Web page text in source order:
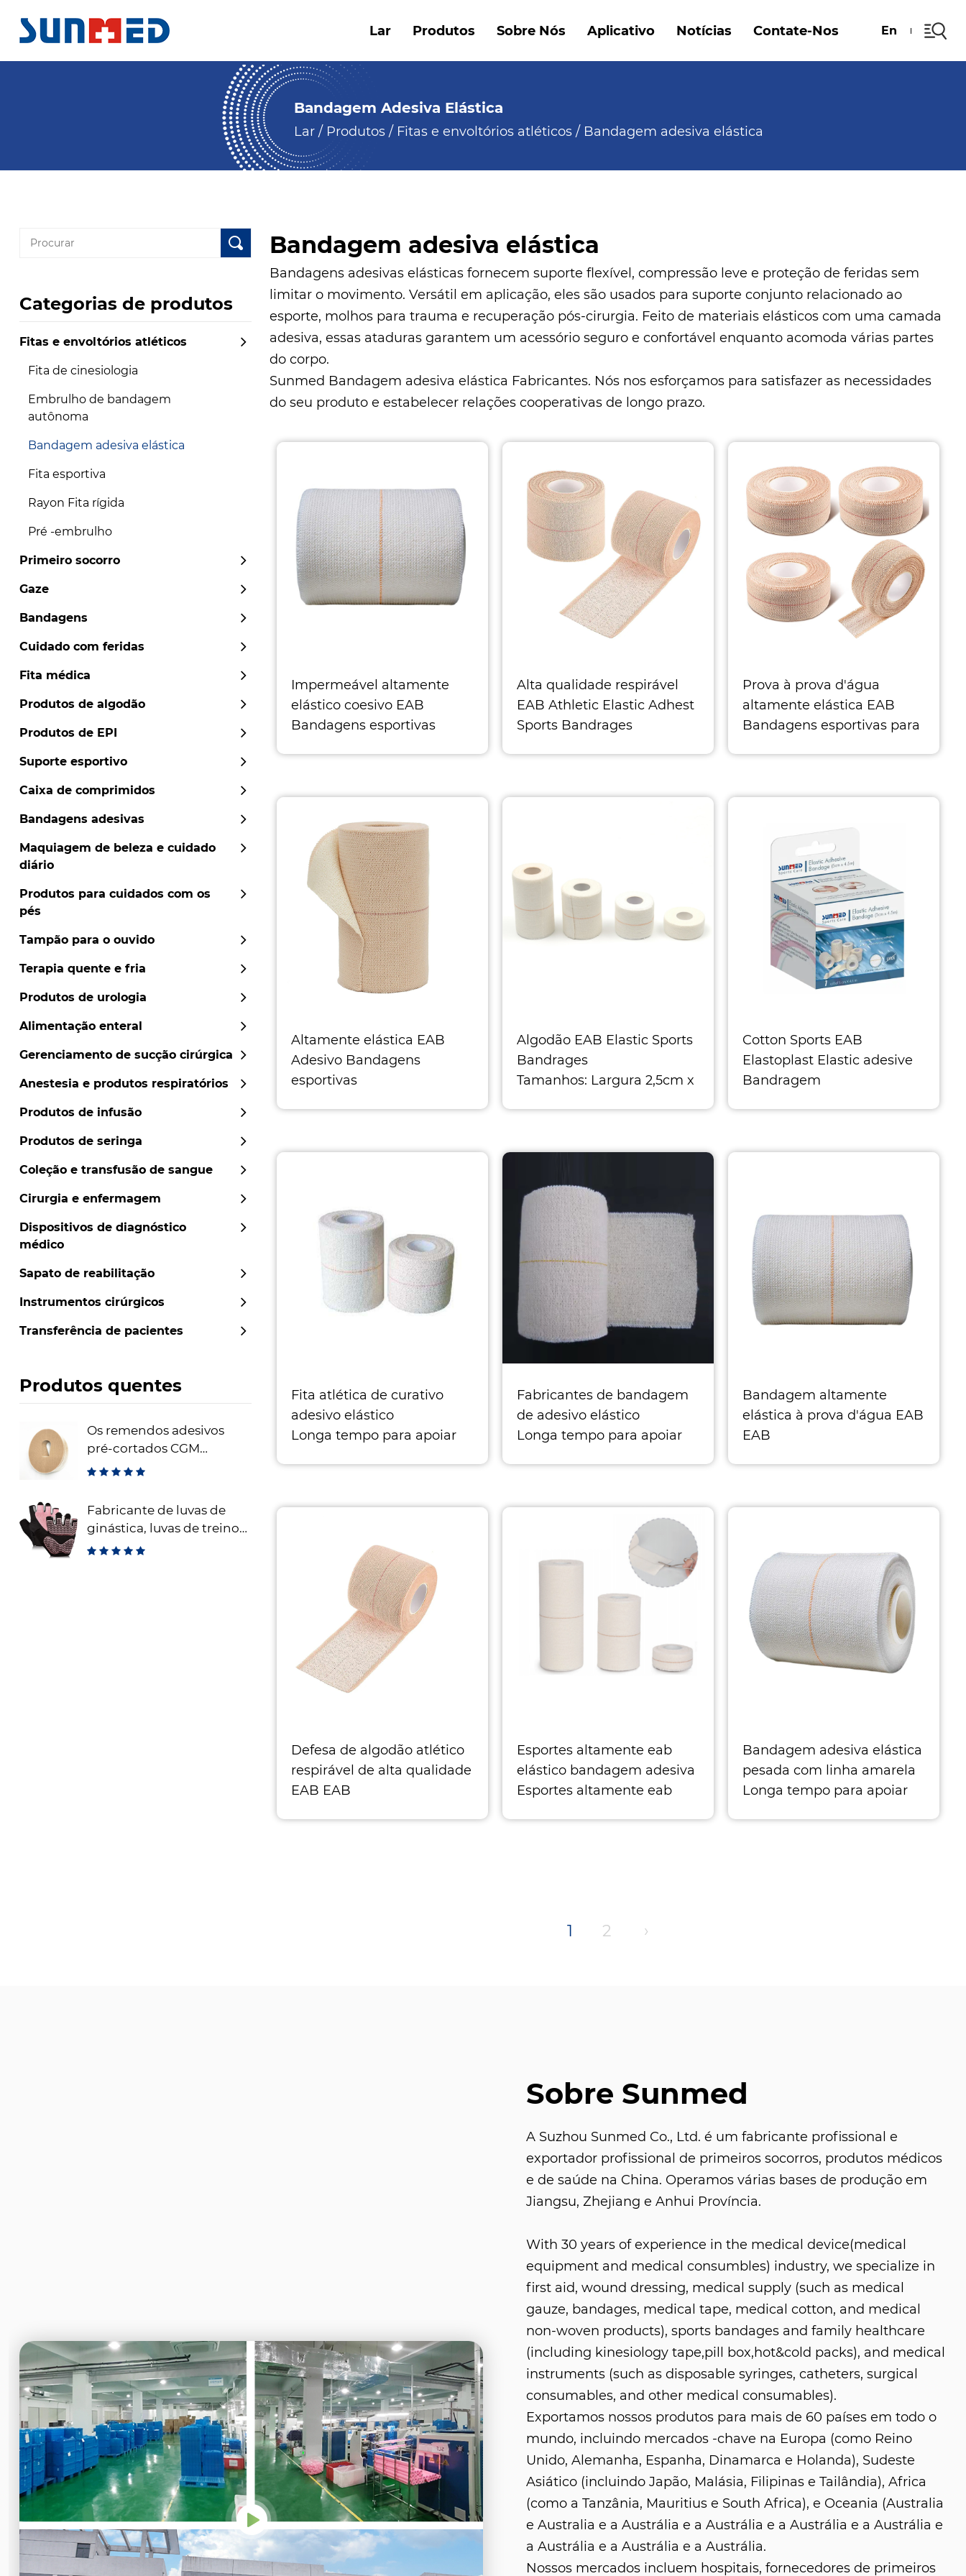
Lar Produtos Sobre Nós Aplicativo Notícias Contate-Nos En
Bandagem Adesiva Elástica
Lar/ Produtos/ Fitas e envoltórios atléticos/ Bandagem adesiva elástica
Categorias de produtos
Fitas e envoltórios atléticos
Fita de cinesiologia
Embrulho de bandagem
autônoma
Bandagem adesiva elástica
Fita esportiva
Rayon Fita rígida
Pré -embrulho
Primeiro socorro
Gaze
Bandagens
Cuidado com feridas
Fita médica
Produtos de algodão
Produtos de EPI
Suporte esportivo
Caixa de comprimidos
Bandagens adesivas
Maquiagem de beleza e cuidado
diário
Produtos para cuidados com os
pés
Tampão para o ouvido
Terapia quente e fria
Produtos de urologia
Alimentação enteral
Gerenciamento de sucção cirúrgica
Anestesia e produtos respiratórios
Produtos de infusão
Produtos de seringa
Coleção e transfusão de sangue
Cirurgia e enfermagem
Dispositivos de diagnóstico
médico
Sapato de reabilitação
Instrumentos cirúrgicos
Transferência de pacientes
Produtos quentes
Os remendos adesivos
pré-cortados CGM
Dexcom remendos
sensor à prova d'água
Fabricante de luvas de
ginástica, luvas de treino
sem dedos para
Bandagem adesiva elástica
Bandagens adesivas elásticas fornecem suporte flexível, compressão leve e proteção de feridas sem
limitar o movimento. Versátil em aplicação, eles são usados ​​para suporte conjunto relacionado ao
esporte, molhos para trauma e recuperação pós-cirurgia. Feito de materiais elásticos com uma camada
adesiva, essas ataduras garantem um acessório seguro e confortável enquanto acomoda várias partes
do corpo.
Sunmed Bandagem adesiva elástica Fabricantes. Nós nos esforçamos para satisfazer as necessidades
do seu produto e estabelecer relações cooperativas de longo prazo.
Impermeável altamente
elástico coesivo EAB
Bandagens esportivas
Alta qualidade respirável
EAB Athletic Elastic Adhest
Sports Bandrages
Prova à prova d'água
altamente elástica EAB
Bandagens esportivas para
Altamente elástica EAB
Adesivo Bandagens
esportivas
Algodão EAB Elastic Sports
Bandrages
Tamanhos: Largura 2,5cm x
Cotton Sports EAB
Elastoplast Elastic adesive
Bandragem
Fita atlética de curativo
adesivo elástico
Longa tempo para apoiar
Fabricantes de bandagem
de adesivo elástico
Longa tempo para apoiar
Bandagem altamente
elástica à prova d'água EAB
EAB
Defesa de algodão atlético
respirável de alta qualidade
EAB EAB
Esportes altamente eab
elástico bandagem adesiva
Esportes altamente eab
Bandagem adesiva elástica
pesada com linha amarela
Longa tempo para apoiar
1 2 ›
Sobre Sunmed
A Suzhou Sunmed Co., Ltd. é um fabricante profissional e
exportador profissional de primeiros socorros, produtos médicos
e de saúde na China. Operamos várias bases de produção em
Jiangsu, Zhejiang e Anhui Província.
With 30 years of experience in the medical device(medical
equipment and medical consumbles) industry, we specialize in
first aid, wound dressing, medical supply (such as medical
gauze, bandages, medical tape, medical cotton, and medical
non-woven products), sports bandages and family healthcare
(including kinesiology tape,pill box,hot&cold packs), and medical
instruments (such as disposable syringes, catheters, surgical
consumables, and other medical consumables).
Exportamos nossos produtos para mais de 60 países em todo o
mundo, incluindo mercados -chave na Europa (como Reino
Unido, Alemanha, Espanha, Dinamarca e Holanda), Sudeste
Asiático (incluindo Japão, Malásia, Filipinas e Tailândia), Africa
(como a Tanzânia, Mauritius e South Africa), e Oceania (Australia
e Australia e a Austrália e a Austrália e a Austrália e a Austrália e
a Austrália e a Austrália e a Austrália.
Nossos mercados incluem hospitais, fornecedores de primeiros